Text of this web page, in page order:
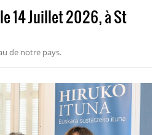
14 Juillet 2026, à St
de notre pays.